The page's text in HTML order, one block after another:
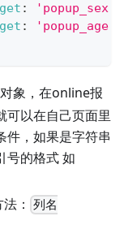
: 'popup_sex'
: 'popup_age'
象，在online报
可以在自己页面里
件，如果是字符串
号的格式 如
法： 列名